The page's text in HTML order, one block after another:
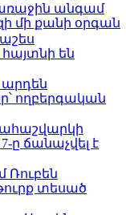
անգամ
մի քանի օրգան
են
արդեն
ողբերգական
ը ճանաչվել է
տեսած